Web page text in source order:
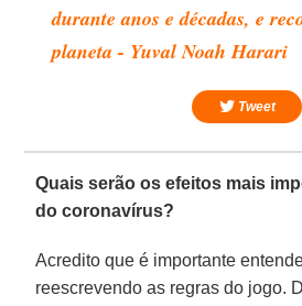
durante anos e décadas, e
planeta - Yuval Noah Harari
Tweet
Quais serão os efeitos mais
do coronavírus?
Acredito que é importante
reescrevendo as regras do jogo.